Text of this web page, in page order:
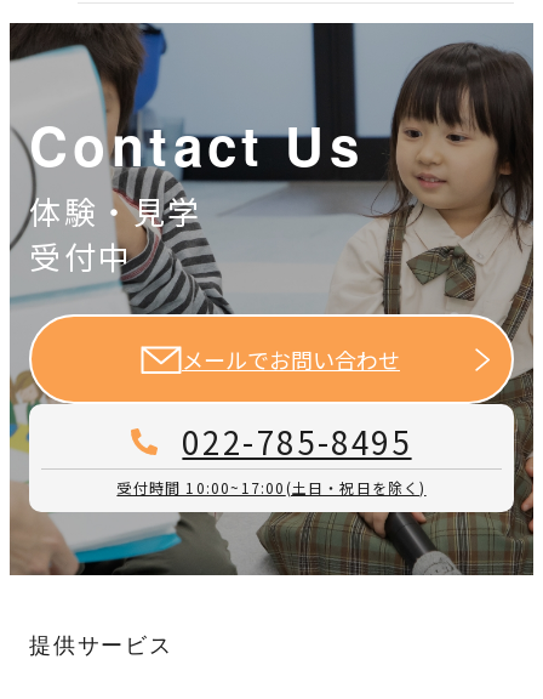
Contact Us
体験・見学
受付中
メールでお問い合わせ
022-785-8495
受付時間 10:00~17:00(土日・祝日を除く)
提供サービス